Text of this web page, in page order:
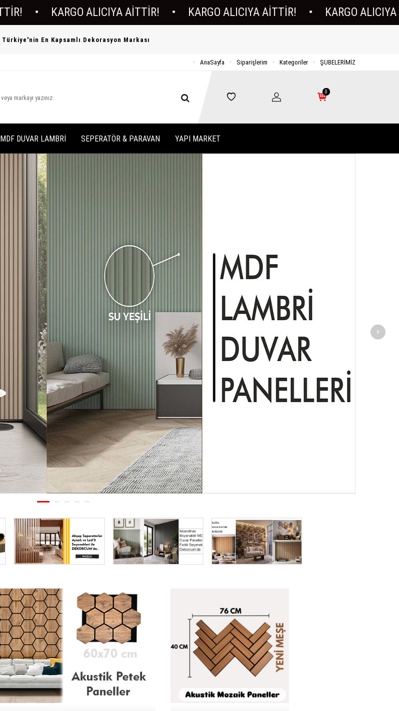
KARGO ALICIYA AİTTİR! • KARGO ALICIYA AİTTİR! • KARGO ALICIYA AİTTİR!
Türkiye'nin En Kapsamlı Dekorasyon Markası
AnaSayfa Siparişlerim Kategoriler ŞUBELERİMİZ
0
MDF DUVAR LAMBRİ SEPERATÖR & PARAVAN YAPI MARKET